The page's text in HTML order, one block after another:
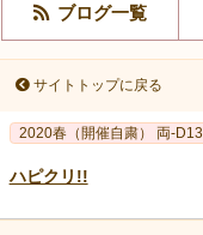
ブログ一覧
サイトトップに戻る
2020春（開催自粛） 両-D13
ハピクリ!!